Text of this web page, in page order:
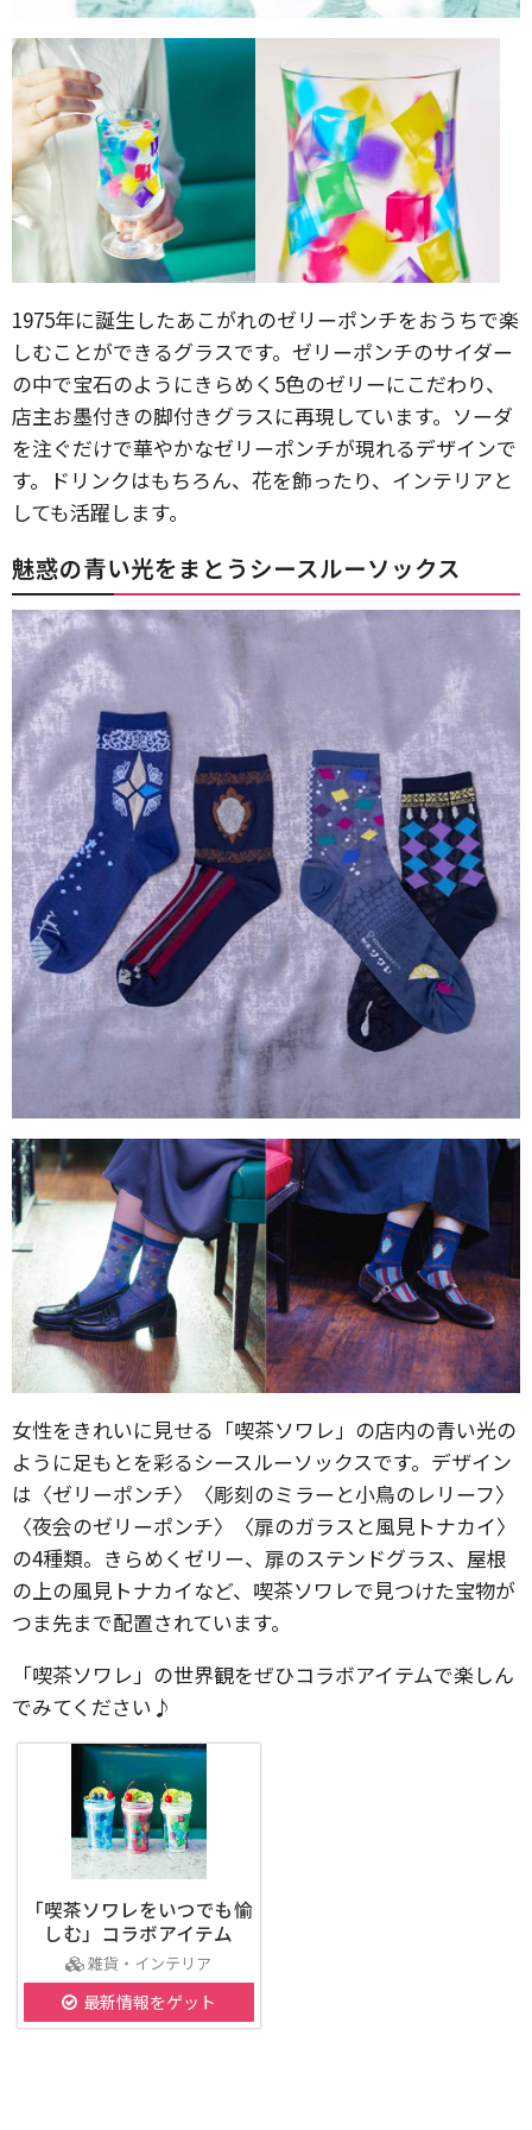
1975年に誕生したあこがれのゼリーポンチをおうちで楽
しむことができるグラスです。ゼリーポンチのサイダー
の中で宝石のようにきらめく5色のゼリーにこだわり、
店主お墨付きの脚付きグラスに再現しています。ソーダ
を注ぐだけで華やかなゼリーポンチが現れるデザインで
す。ドリンクはもちろん、花を飾ったり、インテリアと
しても活躍します。
魅惑の青い光をまとうシースルーソックス
女性をきれいに見せる「喫茶ソワレ」の店内の青い光の
ように足もとを彩るシースルーソックスです。デザイン
は〈ゼリーポンチ〉〈彫刻のミラーと小鳥のレリーフ〉
〈夜会のゼリーポンチ〉〈扉のガラスと風見トナカイ〉
の4種類。きらめくゼリー、扉のステンドグラス、屋根
の上の風見トナカイなど、喫茶ソワレで見つけた宝物が
つま先まで配置されています。
「喫茶ソワレ」の世界観をぜひコラボアイテムで楽しん
でみてください♪
「喫茶ソワレをいつでも愉
しむ」コラボアイテム
雑貨・インテリア
最新情報をゲット